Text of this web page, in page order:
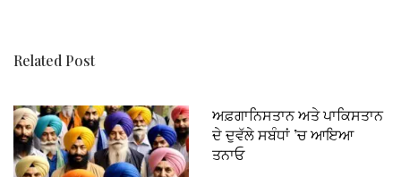
Related Post
ਅਫ਼ਗਾਨਿਸਤਾਨ ਅਤੇ ਪਾਕਿਸਤਾਨ
ਦੇ ਦੁਵੱਲੇ ਸਬੰਧਾਂ ’ਚ ਆਇਆ
ਤਨਾਓ